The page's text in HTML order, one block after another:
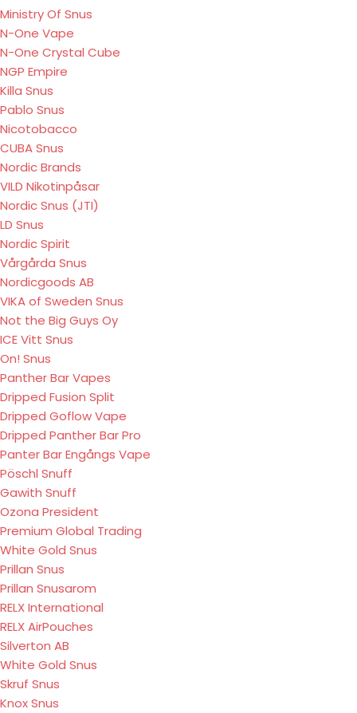
Ministry Of Snus
N-One Vape
N-One Crystal Cube
NGP Empire
Killa Snus
Pablo Snus
Nicotobacco
CUBA Snus
Nordic Brands
VILD Nikotinpåsar
Nordic Snus (JTI)
LD Snus
Nordic Spirit
Vårgårda Snus
Nordicgoods AB
VIKA of Sweden Snus
Not the Big Guys Oy
ICE Vitt Snus
On! Snus
Panther Bar Vapes
Dripped Fusion Split
Dripped Goflow Vape
Dripped Panther Bar Pro
Panter Bar Engångs Vape
Pöschl Snuff
Gawith Snuff
Ozona President
Premium Global Trading
White Gold Snus
Prillan Snus
Prillan Snusarom
RELX International
RELX AirPouches
Silverton AB
White Gold Snus
Skruf Snus
Knox Snus